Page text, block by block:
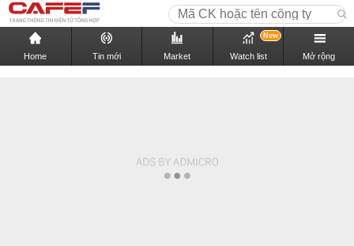
Home Tin mới Market Watch list
New
Mở rộng